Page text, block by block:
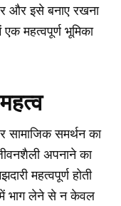
और इसे बनाए रखना
महत्वपूर्ण भूमिका
सामाजिक समर्थन का
अपनाने का
महत्वपूर्ण होती
भाग लेने से न केवल